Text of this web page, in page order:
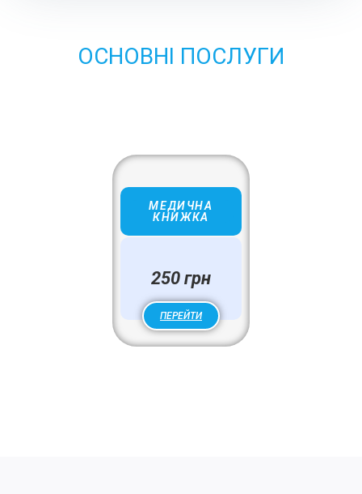
ОСНОВНІ ПОСЛУГИ
МЕДИЧНА
КНИЖКА
250 грн
ПЕРЕЙТИ